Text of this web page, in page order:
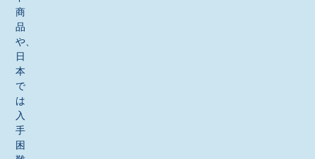
商
品
や、
日
本
で
は
入
手
困